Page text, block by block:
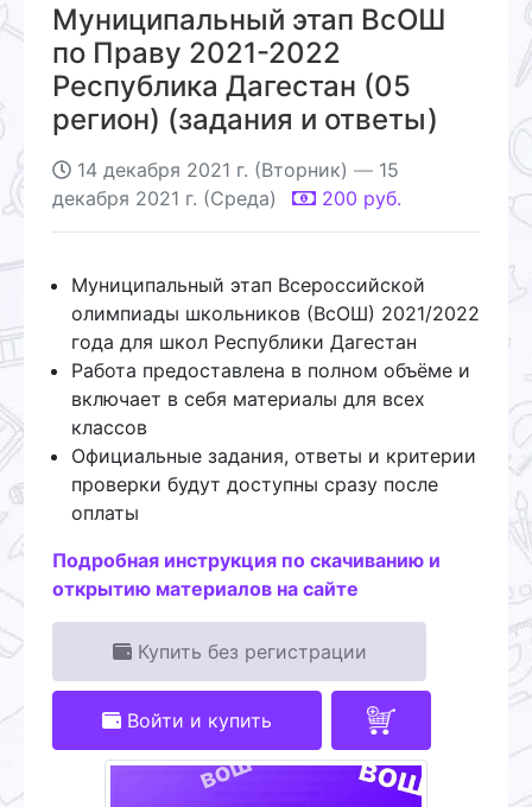
Муниципальный этап ВсОШ
по Праву 2021-2022
Республика Дагестан (05
регион) (задания и ответы)
14 декабря 2021 г. (Вторник) — 15
декабря 2021 г. (Среда)
200 руб.
Муниципальный этап Всероссийской
олимпиады школьников (ВсОШ) 2021/2022
года для школ Республики Дагестан
Работа предоставлена в полном объёме и
включает в себя материалы для всех
классов
Официальные задания, ответы и критерии
проверки будут доступны сразу после
оплаты
Подробная инструкция по скачиванию и
открытию материалов на сайте
Купить без регистрации
Войти и купить